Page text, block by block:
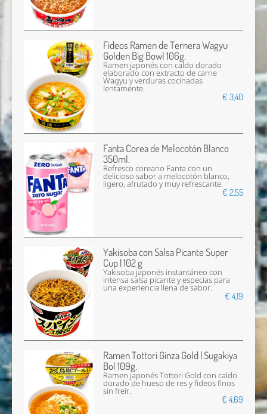
Fideos Ramen de Ternera Wagyu
Golden Big Bowl 106g.
Ramen japonés con caldo dorado
elaborado con extracto de carne
Wagyu y verduras cocinadas
lentamente.
€ 3,40
Fanta Corea de Melocotón Blanco
350ml.
Refresco coreano Fanta con un
delicioso sabor a melocotón blanco,
ligero, afrutado y muy refrescante.
€ 2,55
Yakisoba con Salsa Picante Super
Cup | 102 g
Yakisoba japonés instantáneo con
intensa salsa picante y especias para
una experiencia llena de sabor.
€ 4,19
Ramen Tottori Ginza Gold | Sugakiya
Bol 109g.
Ramen japonés Tottori Gold con caldo
dorado de hueso de res y fideos finos
sin freír.
€ 4,69